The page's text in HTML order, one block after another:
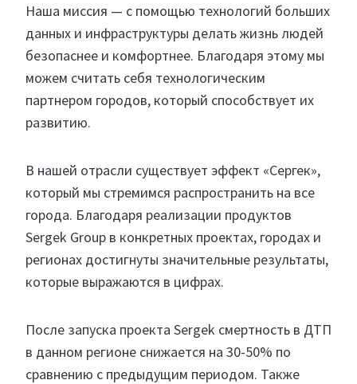
Наша миссия — с помощью технологий больших
данных и инфраструктуры делать жизнь людей
безопаснее и комфортнее. Благодаря этому мы
можем считать себя технологическим
партнером городов, который способствует их
развитию.
В нашей отрасли существует эффект «Сергек»,
который мы стремимся распространить на все
города. Благодаря реализации продуктов
Sergek Group в конкретных проектах, городах и
регионах достигнуты значительные результаты,
которые выражаются в цифрах.
После запуска проекта Sergek смертность в ДТП
в данном регионе снижается на 30-50% по
сравнению с предыдущим периодом. Также